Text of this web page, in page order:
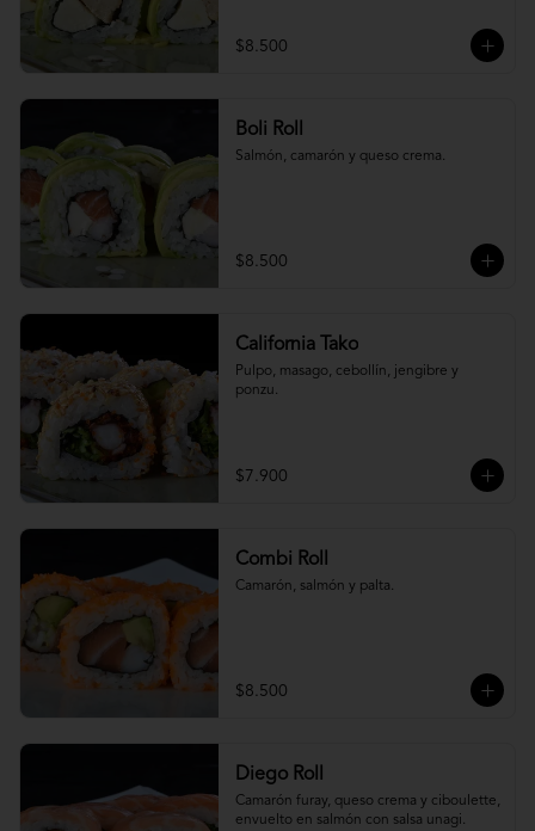
$8.500
Boli Roll
Salmón, camarón y queso crema.
$8.500
California Tako
Pulpo, masago, cebollín, jengibre y
ponzu.
$7.900
Combi Roll
Camarón, salmón y palta.
$8.500
Diego Roll
Camarón furay, queso crema y ciboulette,
envuelto en salmón con salsa unagi.